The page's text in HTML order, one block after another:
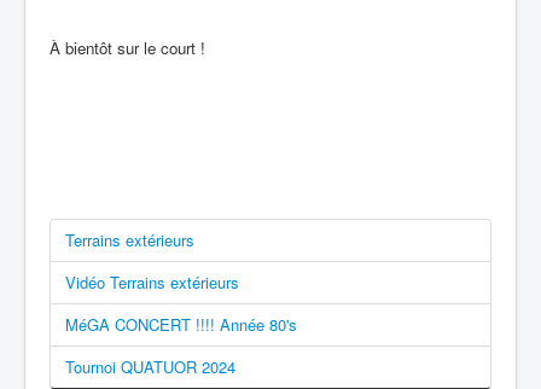
À bientôt sur le court !
Terrains extérieurs
Vidéo Terrains extérieurs
MéGA CONCERT !!!! Année 80's
Tournoi QUATUOR 2024